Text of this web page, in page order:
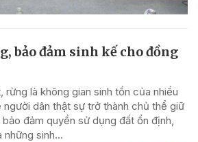
bảo đảm sinh kế cho đồng
rừng là không gian sinh tồn của nhiều
dân thật sự trở thành chủ thể giữ
đảm quyền sử dụng đất ổn định,
sinh...